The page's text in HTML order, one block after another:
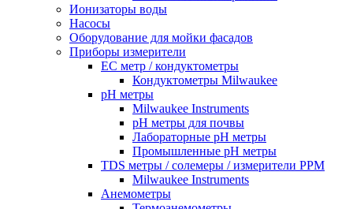
Ионизаторы воды
Насосы
Оборудование для мойки фасадов
Приборы измерители
EC метр / кондуктометры
Кондуктометры Milwaukee
pH метры
Milwaukee Instruments
pH метры для почвы
Лабораторные pH метры
Промышленные pH метры
TDS метры / солемеры / измерители PPM
Milwaukee Instruments
Анемометры